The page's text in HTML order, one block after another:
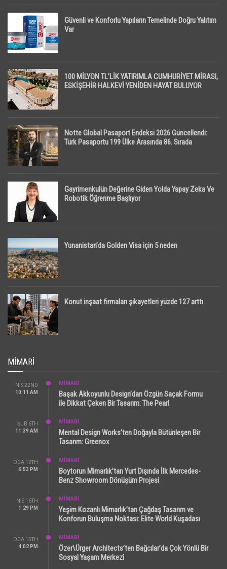
Güvenli ve Konforlu Yapıların Temelinde Doğru Yalıtım
Var
100 MİLYON TL’LİK YATIRIMLA CUMHURİYET MİRASI,
ESKİŞEHİR HALKEVİ YENİDEN HAYAT BULUYOR
Notte Global Pasaport Endeksi 2026 Güncellendi:
Türk Pasaportu 199 Ülke Arasında 86. Sırada
Gayrimenkulün Değerine Giden Yolda Yapay Zeka Ve
Robotik Öğrenme Başlıyor
Yunanistan’da Golden Visa için 5 neden
Konut inşaat firmaları şikayetleri yüzde 127 arttı
MIMARI
NIS 22ND
10:11 AM
MİMARİ
Başak Akkoyunlu Design’dan Özgün Saçak Formu
ile Dikkat Çeken Bir Tasarım: The Pearl
ŞUB 6TH
11:39 AM
MİMARİ
Mental Design Works’ten Doğayla Bütünleşen Bir
Tasarım: Greenox
OCA 12TH
6:53 PM
MİMARİ
Boytorun Mimarlık’tan Yurt Dışında İlk Mercedes-
Benz Showroom Dönüşüm Projesi
NIS 16TH
1:29 PM
MİMARİ
Yeşim Kozanlı Mimarlık’tan Çağdaş Tasarım ve
Konforun Buluşma Noktası: Elite World Kuşadası
OCA 15TH
4:02 PM
MİMARİ
Özer\Ürger Architects’ten Bağcılar’da Çok Yönlü Bir
Sosyal Yaşam Merkezi